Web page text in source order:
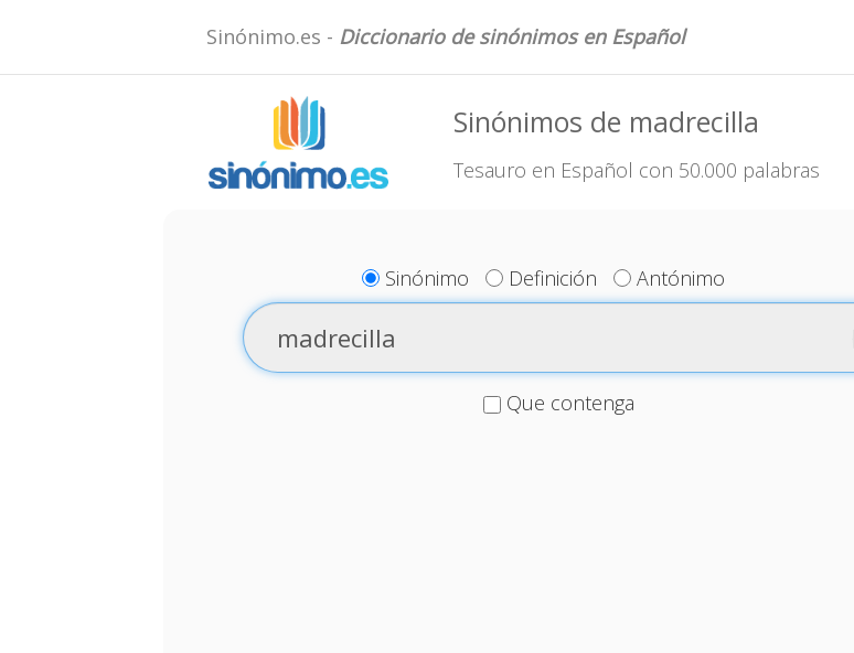
Sinónimo.es - Diccionario de sinónimos en Español
Sinónimos de madrecilla
Tesauro en Español con 50.000 palabras
Sinónimo Definición Antónimo
Que contenga